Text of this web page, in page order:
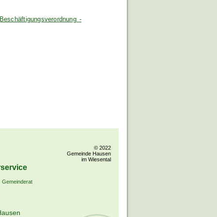
-
Gemeinderat
© 2022
Gemeinde Hausen
im Wiesental